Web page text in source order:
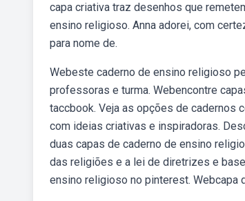
capa criativa traz desenhos que
ensino religioso. Anna adorei, com
para nome de.
Webeste caderno de ensino religioso
professoras e turma. Webencontre
taccbook. Veja as opções de cadernos
com ideias criativas e inspiradoras.
duas capas de caderno de ensino
das religiões e a lei de diretrizes e
ensino religioso no pinterest. Webcapa